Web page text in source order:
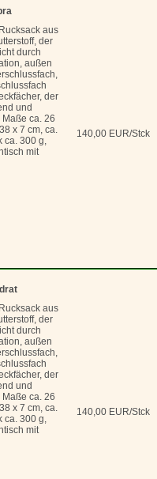
aus
der
durch
außen
der
und
ca. 26
x 7 cm, ca.
300 g,
mit
140,00 EUR/Stck
aus
der
durch
außen
der
und
ca. 26
x 7 cm, ca.
300 g,
mit
140,00 EUR/Stck